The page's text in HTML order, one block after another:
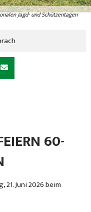
Jagd- und Schützentagen
60-
Juni 2026 beim